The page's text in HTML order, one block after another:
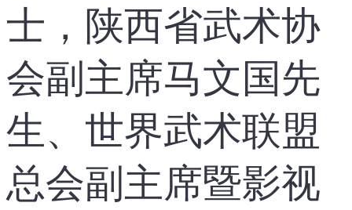
士，陕西省武术协
会副主席马文国先
生、世界武术联盟
总会副主席暨影视